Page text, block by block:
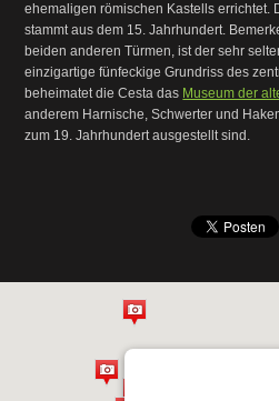
ehemaligen römischen Kastells errichtet.
stammt aus dem 15. Jahrhundert.
beiden anderen Türmen, ist der sehr
einzigartige fünfeckige Grundriss des
beheimatet die Cesta das Museum der
anderem Harnische, Schwerter und
zum 19. Jahrhundert ausgestellt sind.